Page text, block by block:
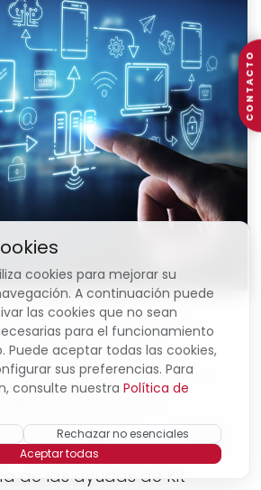
dirigido a empresas de
de 250 empleados y
de servicios de
especializado y
sus negocios. La ayuda
unBono de Asesoramiento
de las ayudas de Kit
cookies para mejorar su
A continuación puede
las cookies que no sean
para el funcionamiento
Puede aceptar todas las cookies,
sus preferencias. Para
consulte nuestra Política de
Rechazar no esenciales
Aceptar todas
CONTACTO